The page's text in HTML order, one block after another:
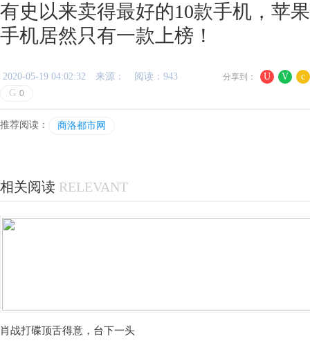
有史以来卖得最好的10款手机，苹果
手机居然只有一款上榜！
U V c
分享到：
2020-05-19 04:02:32 来源：
阅读：943
G 0
推荐阅读： 商洛都市网
相关阅读 RELEVANT
肖战打碟顶舌得意，台下一头